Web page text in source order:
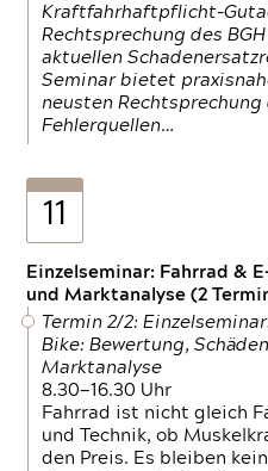
Kraftfahrhaftpflicht-
Rechtsprechung des
aktuellen
Seminar bietet
neusten
Fehlerquellen…
11
Einzelseminar: Fahrrad &
und Marktanalyse (2
Termin 2/2:
Bike: Bewertung,
Marktanalyse
8.30—16.30 Uhr
Fahrrad ist nicht gleich
und Technik, ob
den Preis. Es bleiben